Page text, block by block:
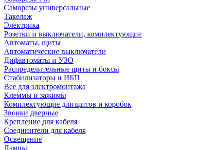
Саморезы универсальные
Такелаж
Электрика
Розетки и выключатели, комплектующие
Автоматы, щиты
Автоматические выключатели
Дифавтоматы и УЗО
Распределительные щиты и боксы
Стабилизаторы и ИБП
Все для электромонтажа
Клеммы и зажимы
Комплектующие для щитов и коробок
Звонки дверные
Крепление для кабеля
Соединители для кабеля
Освещение
Лампы